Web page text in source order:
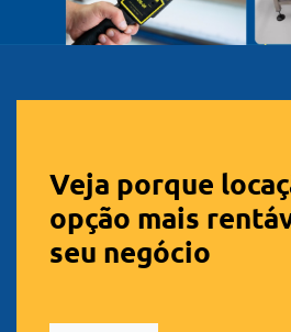
Veja porque
opção mais
seu negócio